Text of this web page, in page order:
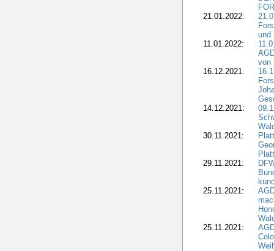
21.01.2022:
und
11.01.2022:
von
16.12.2021:
14.12.2021:
30.11.2021:
29.11.2021:
25.11.2021:
25.11.2021: